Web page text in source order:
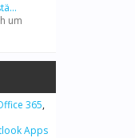
um
365,
Apps